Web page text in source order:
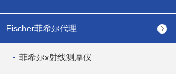
Fischer菲希尔代理
菲希尔x射线测厚仪